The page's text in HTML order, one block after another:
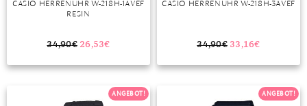
MORGANIT
CASIO HERRENUHR W-218H-1AVEF
RESIN
34,90€ 26,53€
CASIO HERRENUHR W-218H-3AVEF
34,90€ 33,16€
ANGEBOT! ANGEBOT!